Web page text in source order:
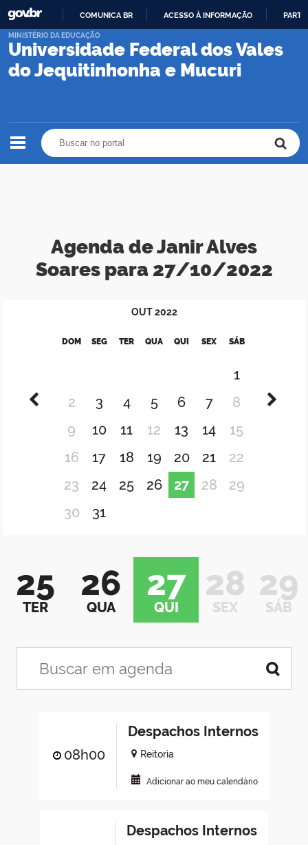
PARA
CONTEÚDO
COMUNICA BR ACESSO À INFORMAÇÃO
Universidade Federal dos Vales
do Jequitinhonha e Mucuri
MINISTÉRIO DA EDUCAÇÃO
Agenda de Janir Alves
Soares para 27/10/2022
OUT 2022
DOM SEG TER QUA QUI SEX SÁB
1
2
3 4 5 6 7
8
9
10 11 12 13 14
15
16
17 18 19 20 21
22
23
24 25 26 27 28
29
30
31
25
TER
26
QUA
27
QUI
28
SEX
29
SÁB
08h00
Despachos Internos
Reitoria
Adicionar ao meu calendário
Despachos Internos